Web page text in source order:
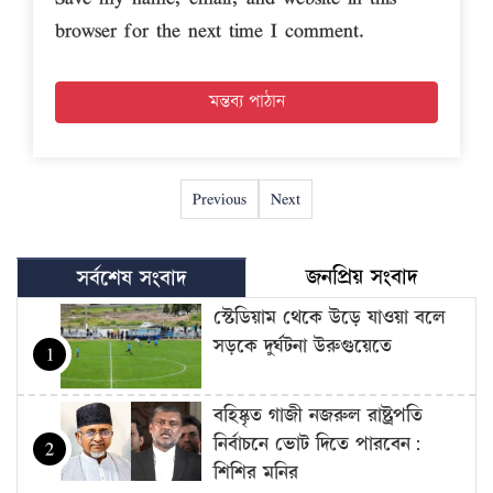
browser for the next time I comment.
Previous Next
সর্বশেষ সংবাদ জনপ্রিয় সংবাদ
1
স্টেডিয়াম থেকে উড়ে যাওয়া বলে
সড়কে দুর্ঘটনা উরুগুয়েতে
2
বহিষ্কৃত গাজী নজরুল রাষ্ট্রপতি
নির্বাচনে ভোট দিতে পারবেন:
শিশির মনির